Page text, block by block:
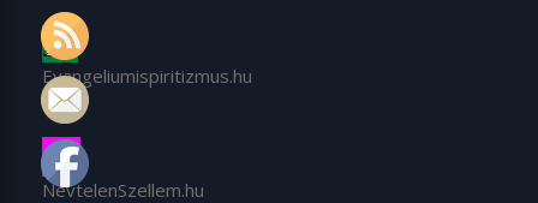
Evangeliumispiritizmus.hu
NevtelenSzellem.hu